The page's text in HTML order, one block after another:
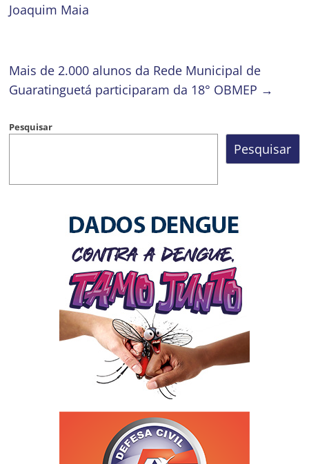
Joaquim Maia
Mais de 2.000 alunos da Rede Municipal de
Guaratinguetá participaram da 18° OBMEP →
Pesquisar
Pesquisar